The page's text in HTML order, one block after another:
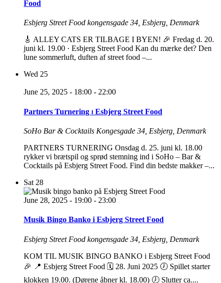
Food
Esbjerg Street Food kongensgade 34, Esbjerg, Denmark
🎸 ALLEY CATS ER TILBAGE I BYEN! 🎉 Fredag d. 20.
juni kl. 19.00 · Esbjerg Street Food Kan du mærke det? Den
lune sommerluft, duften af street food –...
Wed 25
June 25, 2025 - 18:00 - 22:00
Partners Turnering ⏐ Esbjerg Street Food
SoHo Bar & Cocktails Kongesgade 34, Esbjerg, Denmark
PARTNERS TURNERING Onsdag d. 25. juni kl. 18.00
rykker vi brætspil og sprød stemning ind i SoHo – Bar &
Cocktails på Esbjerg Street Food. Find din bedste makker –...
Sat 28
June 28, 2025 - 19:00 - 23:00
Musik Bingo Banko i Esbjerg Street Food
Esbjerg Street Food kongensgade 34, Esbjerg, Denmark
KOM TIL MUSIK BINGO BANKO i Esbjerg Street Food
🎉 📍 Esbjerg Street Food 🗓️ 28. Juni 2025 🕖 Spillet starter
klokken 19.00. (Dørene åbner kl. 18.00) 🕖 Slutter ca....